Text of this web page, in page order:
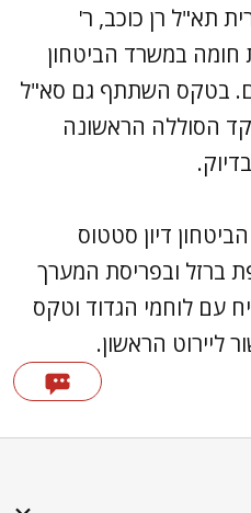
תא"ל רן כוכב, ר'
חומה במשרד הביטחון
בטקס השתתף גם סא"ל
הסוללה הראשונה
דיון סטטוס
ברזל ובפריסת המערך
עם לוחמי הגדוד וטקס
ליירוט הראשון.